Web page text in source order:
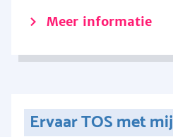
Meer informatie
Ervaar TOS met mij